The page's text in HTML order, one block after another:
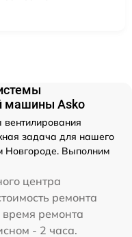
машины Asko
задача для нашего
Новгороде. Выполним
центра
ремонта
ремонта
- 2 часа.